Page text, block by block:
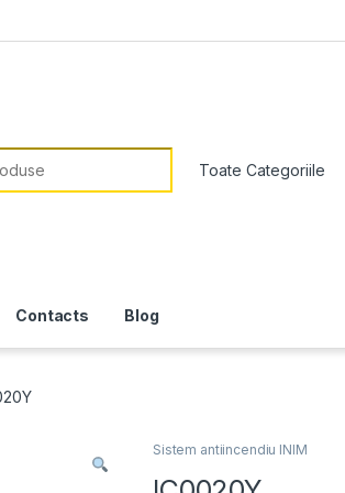
Contacts Blog
Sistem antiincendiu INIM